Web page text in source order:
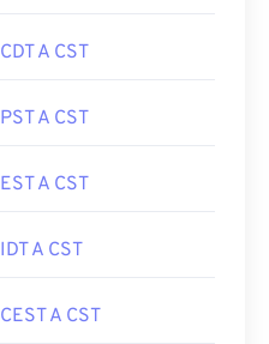
CDT A CST
PST A CST
EST A CST
IDT A CST
CEST A CST